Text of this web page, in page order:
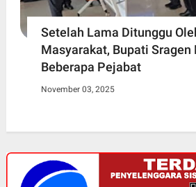
Setelah Lama Ditunggu
Masyarakat, Bupati Sragen
Beberapa Pejabat
November 03, 2025